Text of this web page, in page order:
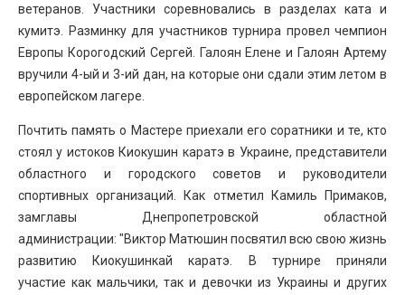
ветеранов. Участники соревновались в разделах ката и
кумитэ. Разминку для участников турнира провел чемпион
Европы Корогодский Сергей. Галоян Елене и Галоян Артему
вручили 4-ый и 3-ий дан, на которые они сдали этим летом в
европейском лагере.
Почтить память о Мастере приехали его соратники и те, кто
стоял у истоков Киокушин каратэ в Украине, представители
областного и городского советов и руководители
спортивных организаций. Как отметил Камиль Примаков,
замглавы Днепропетровской областной
администрации: "Виктор Матюшин посвятил всю свою жизнь
развитию Киокушинкай каратэ. В турнире приняли
участие как мальчики, так и девочки из Украины и других